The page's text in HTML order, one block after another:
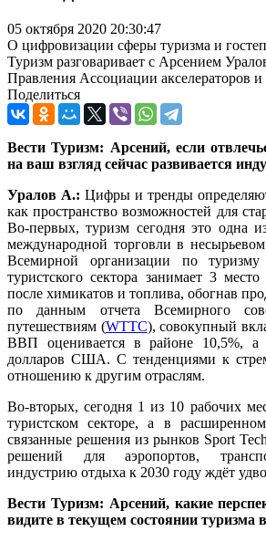
05 октября 2020 20:30:47
О цифровизации сферы туризма и
Туризм разговаривает с Арсением
Правления Ассоциации акселераторов и
Поделиться
Вести Туризм: Арсений, если
на ваш взгляд сейчас развивается
Уралов А.: Цифры и тренды
как пространство возможностей для
Во-первых, туризм сегодня это одна
международной торговли в
Всемирной организации по
туристского сектора занимает 3
после химикатов и топлива, обогнав
по данным отчета Всемирного
путешествиям (WTTC), совокупный
ВВП оценивается в районе 10,5%, а
долларов США. С тенденциями к
отношению к другим отраслям.
Во-вторых, сегодня 1 из 10 рабочих
туристском секторе, а в
связанные решения из рынков Sport
решений для аэропортов,
индустрию отдыха к 2030 году ждёт
Вести Туризм: Арсений, какие
видите в текущем состоянии туризма